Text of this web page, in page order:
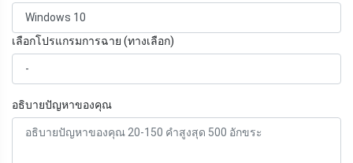
เลือกโปรแกรมการฉาย (ทางเลือก)
อธิบายปัญหาของคุณ